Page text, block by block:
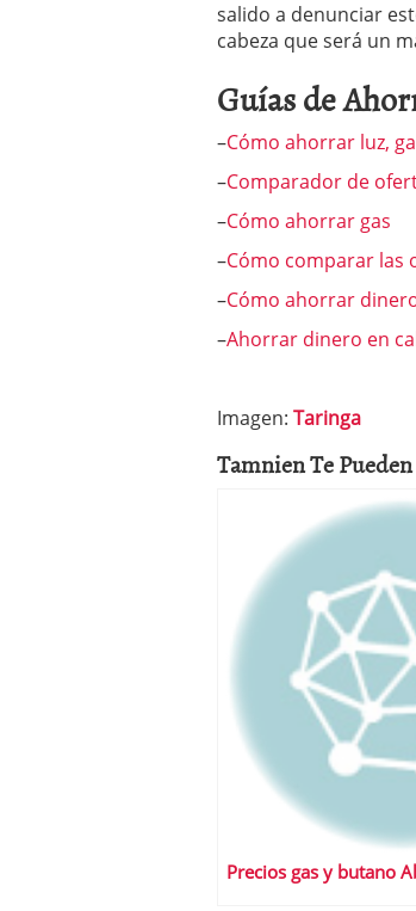
salido a denunciar
cabeza que será un
Guías de
–Cómo ahorrar luz,
–Comparador de
–Cómo ahorrar gas
–Cómo comparar las
–Cómo ahorrar
–Ahorrar dinero en
Imagen: Taringa
Tamnien Te
Precios gas y butano